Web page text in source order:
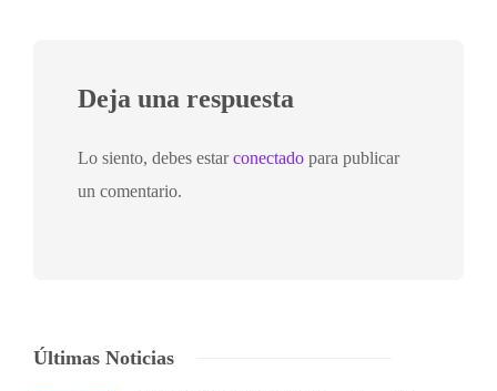
Deja una respuesta
Lo siento, debes estarconectado para publicar
un comentario.
Últimas Noticias